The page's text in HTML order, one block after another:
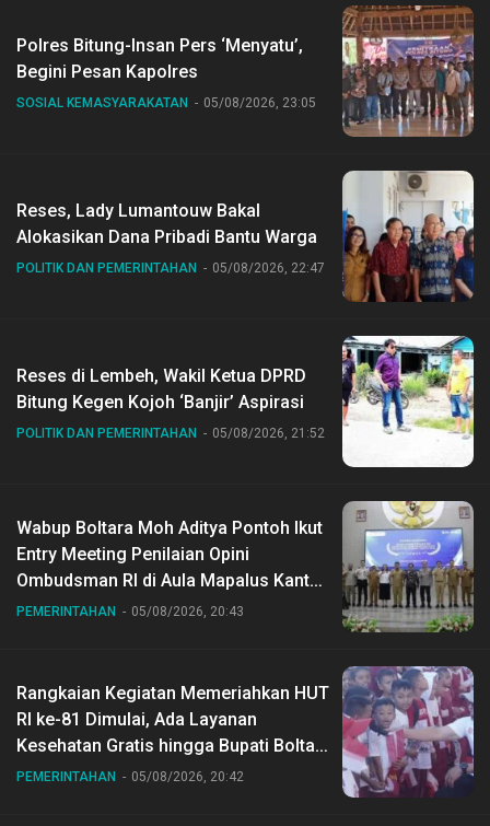
Polres Bitung-Insan Pers ‘Menyatu’,
Begini Pesan Kapolres
SOSIAL KEMASYARAKATAN 05/08/2026, 23:05
Reses, Lady Lumantouw Bakal
Alokasikan Dana Pribadi Bantu Warga
POLITIK DAN PEMERINTAHAN 05/08/2026, 22:47
Reses di Lembeh, Wakil Ketua DPRD
Bitung Kegen Kojoh ‘Banjir’ Aspirasi
POLITIK DAN PEMERINTAHAN 05/08/2026, 21:52
Wabup Boltara Moh Aditya Pontoh Ikut
Entry Meeting Penilaian Opini
Ombudsman RI di Aula Mapalus Kantur
Gubernur Sulut
PEMERINTAHAN 05/08/2026, 20:43
Rangkaian Kegiatan Memeriahkan HUT
RI ke-81 Dimulai, Ada Layanan
Kesehatan Gratis hingga Bupati Boltara
Dr Sirajudin Lasena Ikut Jalan Sehat
PEMERINTAHAN 05/08/2026, 20:42